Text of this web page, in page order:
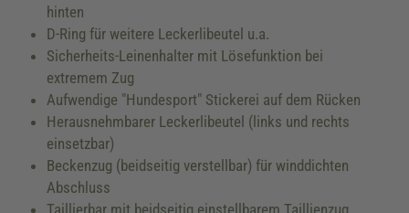
hinten
D-Ring für weitere Leckerlibeutel u.a.
Sicherheits-Leinenhalter mit Lösefunktion bei
extremem Zug
Aufwendige "Hundesport" Stickerei auf dem Rücken
Herausnehmbarer Leckerlibeutel (links und rechts
einsetzbar)
Beckenzug (beidseitig verstellbar) für winddichten
Abschluss
Taillierbar mit beidseitig einstellbarem Taillienzug